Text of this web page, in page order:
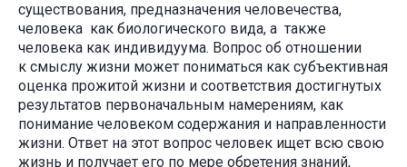
существования, предназначения человечества,
человека как биологического вида, а также
человека как индивидуума. Вопрос об отношении
к смыслу жизни может пониматься как субъективная
оценка прожитой жизни и соответствия достигнутых
результатов первоначальным намерениям, как
понимание человеком содержания и направленности
жизни. Ответ на этот вопрос человек ищет всю свою
жизнь и получает его по мере обретения знаний,